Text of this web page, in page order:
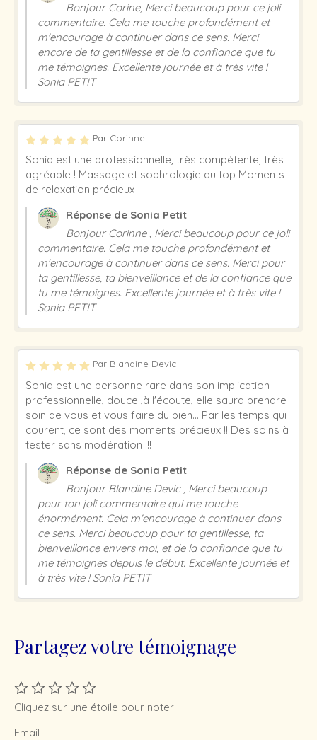
Bonjour Corine, Merci beaucoup pour ce joli
commentaire. Cela me touche profondément et
m'encourage à continuer dans ce sens. Merci
encore de ta gentillesse et de la confiance que tu
me témoignes. Excellente journée et à très vite !
Sonia PETIT
Par Corinne
Sonia est une professionnelle, très compétente, très
agréable ! Massage et sophrologie au top Moments
de relaxation précieux
Réponse de Sonia Petit
Bonjour Corinne , Merci beaucoup pour ce joli
commentaire. Cela me touche profondément et
m'encourage à continuer dans ce sens. Merci pour
ta gentillesse, ta bienveillance et de la confiance que
tu me témoignes. Excellente journée et à très vite !
Sonia PETIT
Par Blandine Devic
Sonia est une personne rare dans son implication
professionnelle, douce ,à l'écoute, elle saura prendre
soin de vous et vous faire du bien... Par les temps qui
courent, ce sont des moments précieux !! Des soins à
tester sans modération !!!
Réponse de Sonia Petit
Bonjour Blandine Devic , Merci beaucoup
pour ton joli commentaire qui me touche
énormément. Cela m'encourage à continuer dans
ce sens. Merci beaucoup pour ta gentillesse, ta
bienveillance envers moi, et de la confiance que tu
me témoignes depuis le début. Excellente journée et
à très vite ! Sonia PETIT
Partagez votre témoignage
Cliquez sur une étoile pour noter !
Email